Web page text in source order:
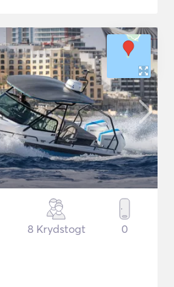
8 Krydstogt 0